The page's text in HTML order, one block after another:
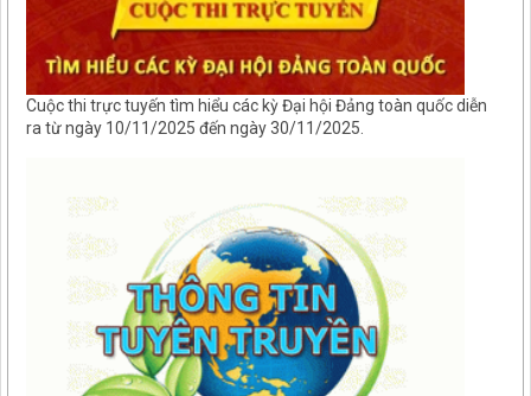
Cuộc thi trực tuyến tìm hiểu các kỳ Đại hội Đảng toàn quốc diễn
ra từ ngày 10/11/2025 đến ngày 30/11/2025.